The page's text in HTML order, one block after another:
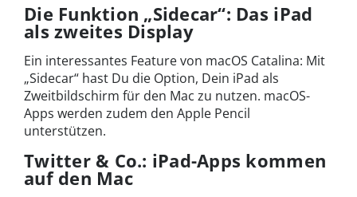
Die Funktion „Sidecar“: Das iPad
als zweites Display
Ein interessantes Feature von macOS Catalina: Mit
„Sidecar“ hast Du die Option, Dein iPad als
Zweitbildschirm für den Mac zu nutzen. macOS-
Apps werden zudem den Apple Pencil
unterstützen.
Twitter & Co.: iPad-Apps kommen
auf den Mac